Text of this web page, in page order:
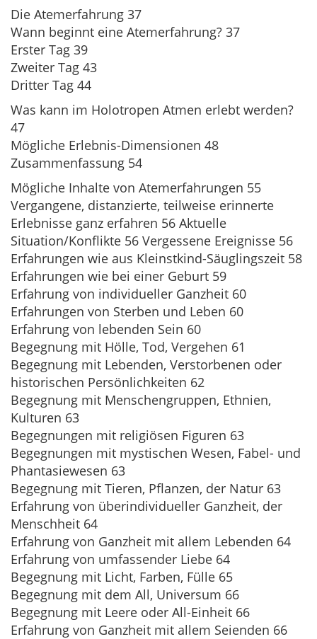
Die Atemerfahrung 37
Wann beginnt eine Atemerfahrung? 37
Erster Tag 39
Zweiter Tag 43
Dritter Tag 44
Was kann im Holotropen Atmen erlebt werden?
47
Mögliche Erlebnis-Dimensionen 48
Zusammenfassung 54
Mögliche Inhalte von Atemerfahrungen 55
Vergangene, distanzierte, teilweise erinnerte
Erlebnisse ganz erfahren 56 Aktuelle
Situation/Konflikte 56 Vergessene Ereignisse 56
Erfahrungen wie aus Kleinstkind-Säuglingszeit 58
Erfahrungen wie bei einer Geburt 59
Erfahrung von individueller Ganzheit 60
Erfahrungen von Sterben und Leben 60
Erfahrung von lebenden Sein 60
Begegnung mit Hölle, Tod, Vergehen 61
Begegnung mit Lebenden, Verstorbenen oder
historischen Persönlichkeiten 62
Begegnung mit Menschengruppen, Ethnien,
Kulturen 63
Begegnungen mit religiösen Figuren 63
Begegnungen mit mystischen Wesen, Fabel- und
Phantasiewesen 63
Begegnung mit Tieren, Pflanzen, der Natur 63
Erfahrung von überindividueller Ganzheit, der
Menschheit 64
Erfahrung von Ganzheit mit allem Lebenden 64
Erfahrung von umfassender Liebe 64
Begegnung mit Licht, Farben, Fülle 65
Begegnung mit dem All, Universum 66
Begegnung mit Leere oder All-Einheit 66
Erfahrung von Ganzheit mit allem Seienden 66